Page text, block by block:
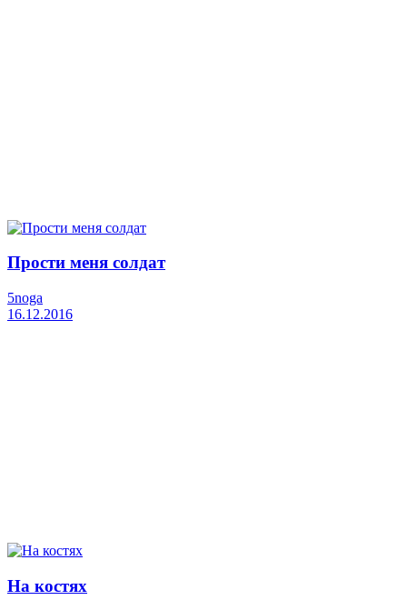
Прости меня солдат
5noga
16.12.2016
На костях